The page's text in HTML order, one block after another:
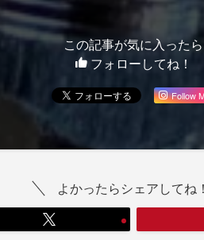
この記事が気に入ったら
フォローしてね！
Follow
よかったらシェアしてね！